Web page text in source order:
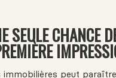
SEULE CHANCE
immobilières peut